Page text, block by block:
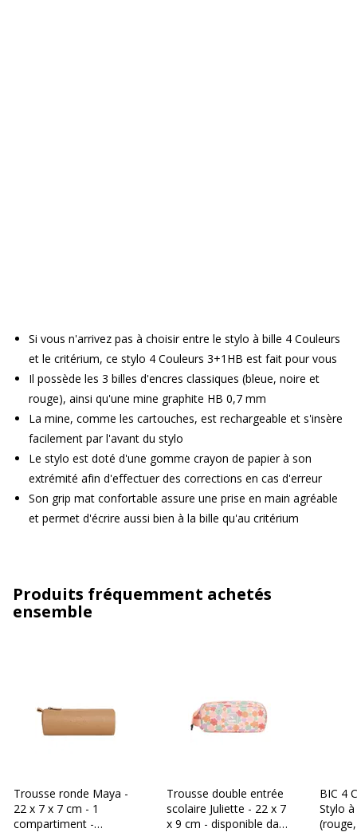
Si vous n'arrivez pas à choisir entre le stylo à bille 4 Couleurs
et le critérium, ce stylo 4 Couleurs 3+1HB est fait pour vous
Il possède les 3 billes d'encres classiques (bleue, noire et
rouge), ainsi qu'une mine graphite HB 0,7 mm
La mine, comme les cartouches, est rechargeable et s'insère
facilement par l'avant du stylo
Le stylo est doté d'une gomme crayon de papier à son
extrémité afin d'effectuer des corrections en cas d'erreur
Son grip mat confortable assure une prise en main agréable
et permet d'écrire aussi bien à la bille qu'au critérium
Produits fréquemment achetés
ensemble
Trousse ronde Maya -
22 x 7 x 7 cm - 1
compartiment -
Trousse double entrée
scolaire Juliette - 22 x 7
x 9 cm - disponible dans
BIC 4
Stylo